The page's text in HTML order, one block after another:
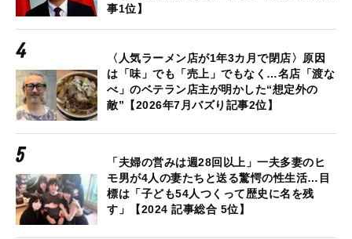
事1位】
〈人気ラーメン店が1年3カ月で閉店〉原因
は「味」でも「売上」でもなく…名店「渡な
べ」のベテラン店主が明かした“想定外の
敵”【2026年7月バズり記事2位】
「夫婦の営みは週28回以上」一夫多妻のヒ
モ男が4人の妻たちと送る驚愕の性生活…目
標は「子ども54人つくって歴史に名を残
す」【2024 記事総合 5位】